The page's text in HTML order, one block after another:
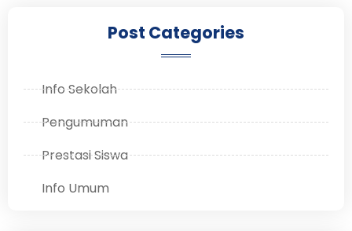
Post Categories
Info Sekolah
Pengumuman
Prestasi Siswa
Info Umum